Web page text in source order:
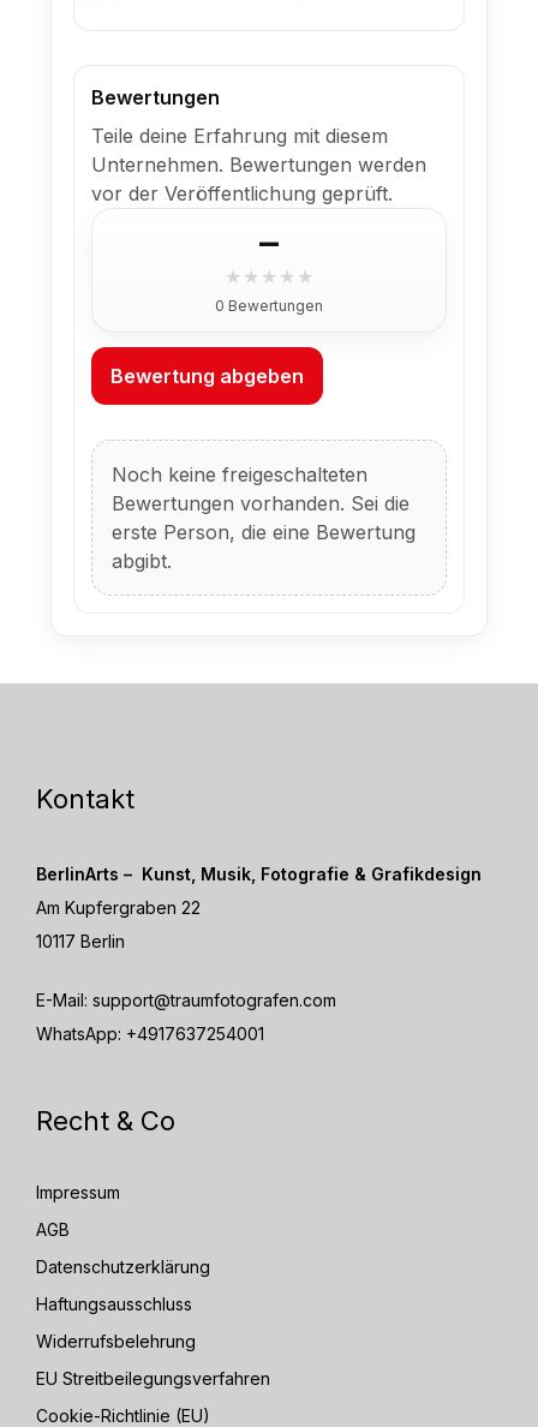
Bewertungen
Teile deine Erfahrung mit diesem
Unternehmen. Bewertungen werden
vor der Veröffentlichung geprüft.
–
★ ★ ★ ★ ★
0 Bewertungen
Bewertung abgeben
Noch keine freigeschalteten
Bewertungen vorhanden. Sei die
erste Person, die eine Bewertung
abgibt.
Kontakt
BerlinArts – Kunst, Musik, Fotografie & Grafikdesign
Am Kupfergraben 22
10117 Berlin
E-Mail: support@traumfotografen.com
WhatsApp: +4917637254001
Recht & Co
Impressum
AGB
Datenschutzerklärung
Haftungsausschluss
Widerrufsbelehrung
EU Streitbeilegungsverfahren
Cookie-Richtlinie (EU)